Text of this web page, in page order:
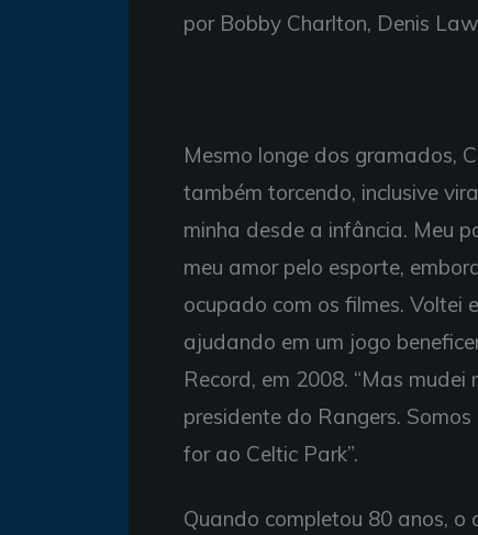
por Bobby Charlton, Denis
Mesmo longe dos gramados,
também torcendo, inclusive
minha desde a infância. Meu
meu amor pelo esporte,
ocupado com os filmes. Voltei
ajudando em um jogo
Record, em 2008. “Mas
presidente do Rangers.
for ao Celtic Park”.
Quando completou 80 anos,